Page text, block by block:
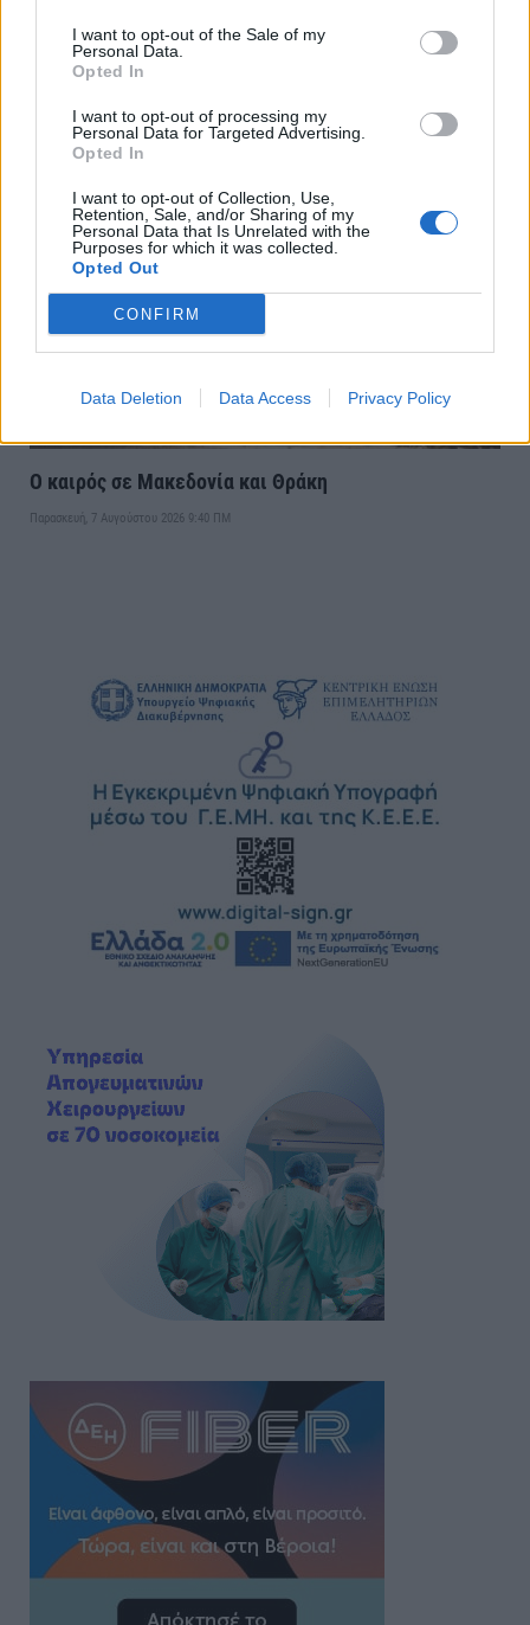
I want to opt-out of the Sale of my
Personal Data.
Opted In
I want to opt-out of processing my
Personal Data for Targeted Advertising.
Opted In
I want to opt-out of Collection, Use,
Retention, Sale, and/or Sharing of my
Personal Data that Is Unrelated with the
Purposes for which it was collected.
Opted Out
CONFIRM
Data Deletion Data Access Privacy Policy
Εορτολόγιο:Ποιοι γιορτάζουν σήμερα 7 Αυγούστου
Παρασκευή, 7 Αυγούστου 2026 9:50 ΠΜ
Ο καιρός σε Μακεδονία και Θράκη
Παρασκευή, 7 Αυγούστου 2026 9:40 ΠΜ